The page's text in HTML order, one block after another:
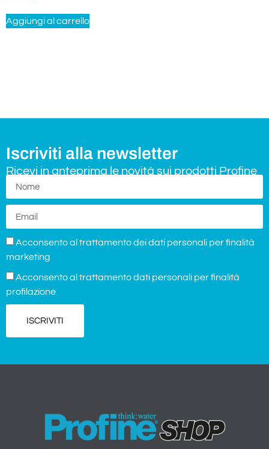
Aggiungi al carrello
Iscriviti alla newsletter
Ricevi in anteprima le novità sui prodotti Profine
Acconsento al trattamento dei dati personali per finalità
marketing
Acconsento al trattamento dati personali per finalità
profilazione
ISCRIVITI